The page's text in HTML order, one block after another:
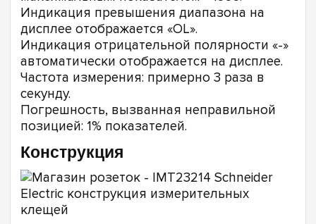
Индикация превышения диапазона на
дисплее отображается «OL».
Индикация отрицательной полярности «-»
автоматически отображается на дисплее.
Частота измерения: примерно 3 раза в
секунду.
Погрешность, вызванная неправильной
позицией: 1% показателей.
Конструкция